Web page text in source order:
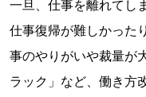
一旦、仕事を離れてし
仕事復帰が難しかった
事のやりがいや裁量が
ラック」など、働き方